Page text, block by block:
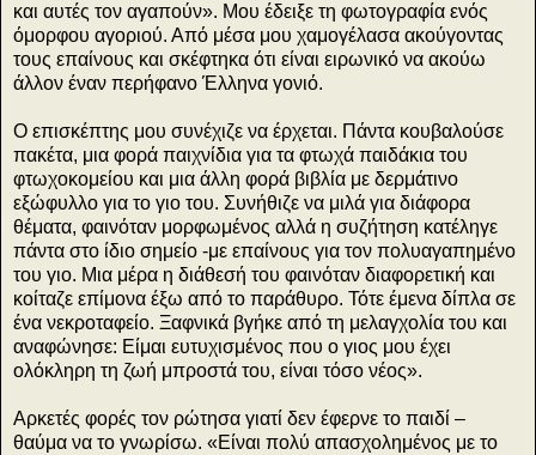
και αυτές τον αγαπούν». Μου έδειξε τη φωτογραφία ενός
όμορφου αγοριού. Από μέσα μου χαμογέλασα ακούγοντας
τους επαίνους και σκέφτηκα ότι είναι ειρωνικό να ακούω
άλλον έναν περήφανο Έλληνα γονιό.
Ο επισκέπτης μου συνέχιζε να έρχεται. Πάντα κουβαλούσε
πακέτα, μια φορά παιχνίδια για τα φτωχά παιδάκια του
φτωχοκομείου και μια άλλη φορά βιβλία με δερμάτινο
εξώφυλλο για το γιο του. Συνήθιζε να μιλά για διάφορα
θέματα, φαινόταν μορφωμένος αλλά η συζήτηση κατέληγε
πάντα στο ίδιο σημείο -με επαίνους για τον πολυαγαπημένο
του γιο. Μια μέρα η διάθεσή του φαινόταν διαφορετική και
κοίταζε επίμονα έξω από το παράθυρο. Τότε έμενα δίπλα σε
ένα νεκροταφείο. Ξαφνικά βγήκε από τη μελαγχολία του και
αναφώνησε: Είμαι ευτυχισμένος που ο γιος μου έχει
ολόκληρη τη ζωή μπροστά του, είναι τόσο νέος».
Αρκετές φορές τον ρώτησα γιατί δεν έφερνε το παιδί –
θαύμα να το γνωρίσω. «Είναι πολύ απασχολημένος με το